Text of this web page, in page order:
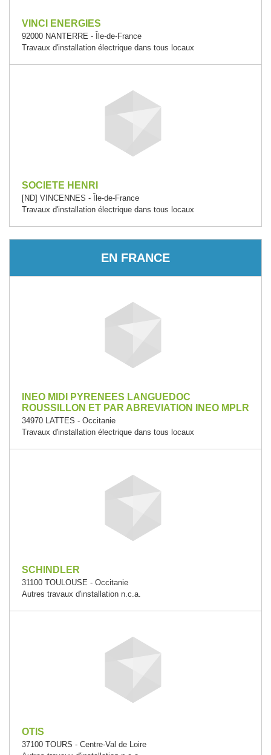
VINCI ENERGIES
92000 NANTERRE - Île-de-France
Travaux d'installation électrique dans tous locaux
SOCIETE HENRI
[ND] VINCENNES - Île-de-France
Travaux d'installation électrique dans tous locaux
EN FRANCE
INEO MIDI PYRENEES LANGUEDOC
ROUSSILLON ET PAR ABREVIATION INEO MPLR
34970 LATTES - Occitanie
Travaux d'installation électrique dans tous locaux
SCHINDLER
31100 TOULOUSE - Occitanie
Autres travaux d'installation n.c.a.
OTIS
37100 TOURS - Centre-Val de Loire